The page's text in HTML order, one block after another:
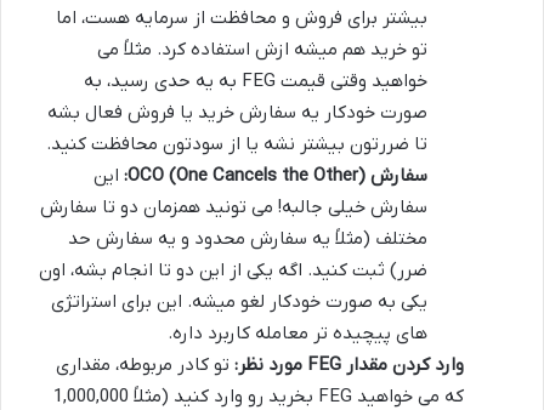
بیشتر برای فروش و محافظت از سرمایه هست، اما
تو خرید هم میشه ازش استفاده کرد. مثلاً می
خواهید وقتی قیمت FEG به یه حدی رسید، به
صورت خودکار یه سفارش خرید یا فروش فعال بشه
تا ضررتون بیشتر نشه یا از سودتون محافظت کنید.
سفارش OCO (One Cancels the Other):
این
سفارش خیلی جالبه! می تونید همزمان دو تا سفارش
مختلف (مثلاً یه سفارش محدود و یه سفارش حد
ضرر) ثبت کنید. اگه یکی از این دو تا انجام بشه، اون
یکی به صورت خودکار لغو میشه. این برای استراتژی
های پیچیده تر معامله کاربرد داره.
وارد کردن مقدار FEG مورد نظر:
تو کادر مربوطه، مقداری
که می خواهید FEG بخرید رو وارد کنید (مثلاً 1,000,000